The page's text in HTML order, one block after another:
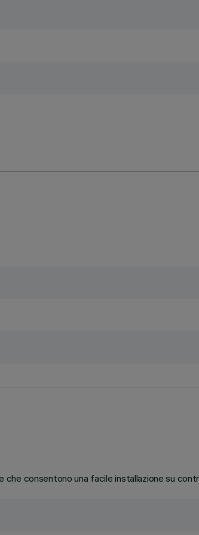
che consentono una facile installazione su